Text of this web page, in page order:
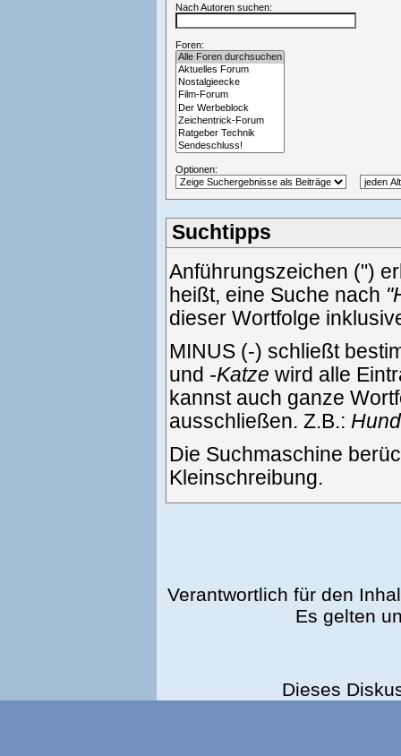
Nach Autoren suchen:
Foren:
Optionen:
Suchtipps
Anführungszeichen (")
heißt, eine Suche nach
dieser Wortfolge
MINUS (-) schließt
und -Katze wird alle
kannst auch ganze
ausschließen. Z.B.:
Die Suchmaschine
Kleinschreibung.
Verantwortlich für den
Es gelten
Dieses